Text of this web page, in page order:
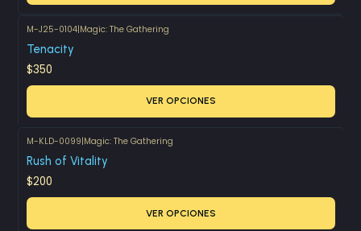
M-J25-0104|Magic: The Gathering
Tenacity
$350
VER OPCIONES
M-KLD-0099|Magic: The Gathering
Rush of Vitality
$200
VER OPCIONES